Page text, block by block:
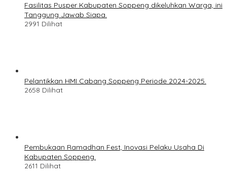
Fasilitas Pusper Kabupaten Soppeng dikeluhkan Warga, ini
Tanggung Jawab Siapa.
2991 Dilihat
Pelantikkan HMI Cabang Soppeng Periode 2024-2025.
2658 Dilihat
Pembukaan Ramadhan Fest, Inovasi Pelaku Usaha Di
Kabupaten Soppeng.
2611 Dilihat